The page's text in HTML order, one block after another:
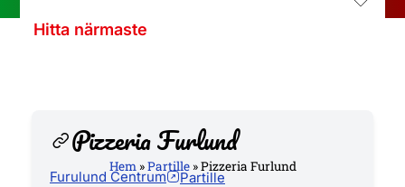
Hitta närmaste
Pizzeria Furlund
Hem»Partille»Pizzeria Furlund
Furulund Centrum Partille